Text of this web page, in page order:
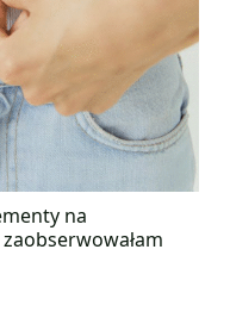
na